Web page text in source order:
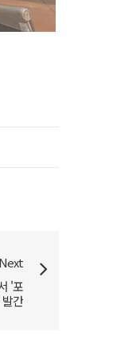
Next
'포
간